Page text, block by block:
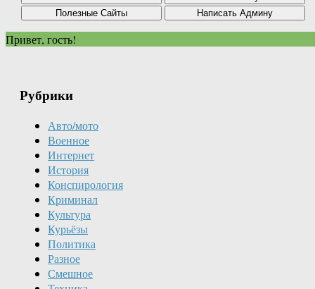
Привет, гость!
Рубрики
Авто/мото
Военное
Интернет
История
Конспирология
Криминал
Культура
Курьёзы
Политика
Разное
Смешное